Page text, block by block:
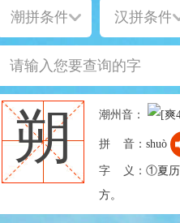
朔 潮州音：
拼 音： shuò
字 义： ①夏历
方。